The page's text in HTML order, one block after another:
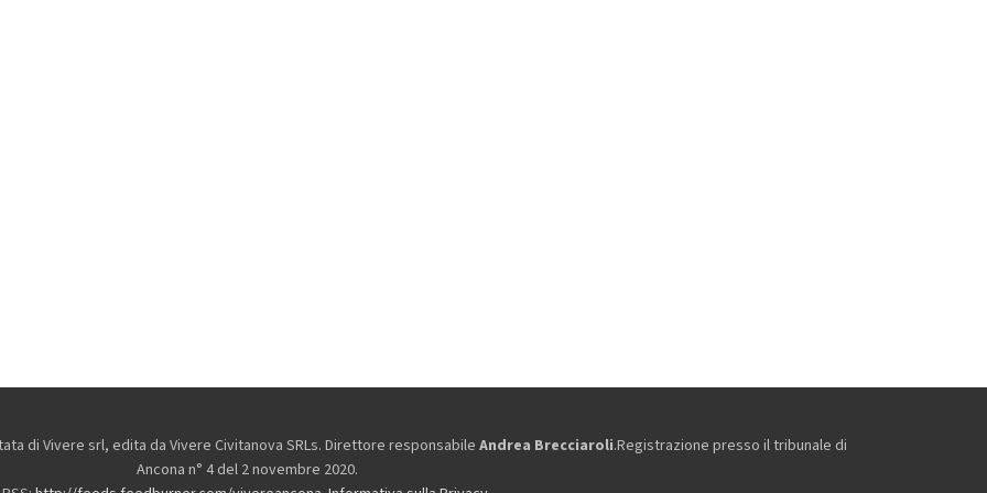
di Vivere srl, edita da Vivere Civitanova SRLs. Direttore responsabile Andrea Brecciaroli.Registrazione presso il tribunale di
Ancona n° 4 del 2 novembre 2020.